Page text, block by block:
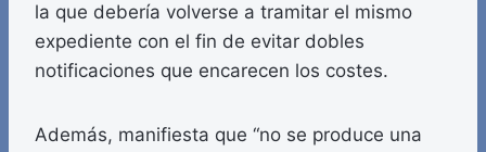
la que debería volverse a tramitar el mismo
expediente con el fin de evitar dobles
notificaciones que encarecen los costes.
Además, manifiesta que “no se produce una